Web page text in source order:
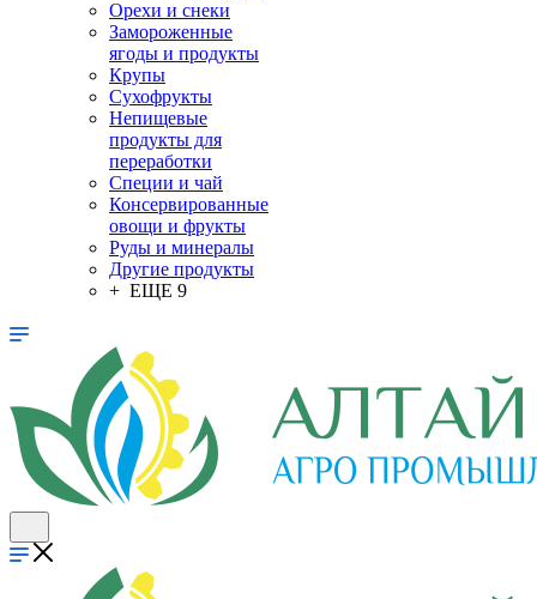
Орехи и снеки
Замороженные
ягоды и продукты
Крупы
Сухофрукты
Непищевые
продукты для
переработки
Специи и чай
Консервированные
овощи и фрукты
Руды и минералы
Другие продукты
+ ЕЩЕ 9